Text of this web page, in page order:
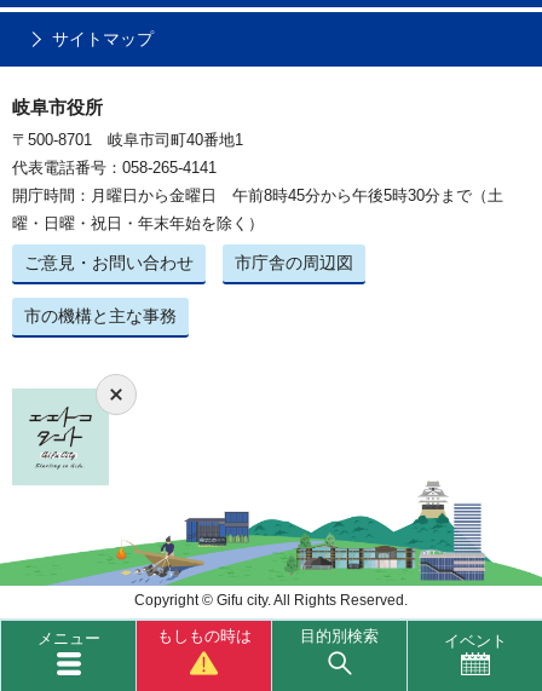
メニュー もしもの時は 目的別検索 イベント
サイトマップ
岐阜市役所
〒500-8701 岐阜市司町40番地1
代表電話番号：058-265-4141
開庁時間：月曜日から金曜日 午前8時45分から午後5時30分まで（土
曜・日曜・祝日・年末年始を除く）
ご意見・お問い合わせ 市庁舎の周辺図
市の機構と主な事務
Copyright © Gifu city. All Rights Reserved.